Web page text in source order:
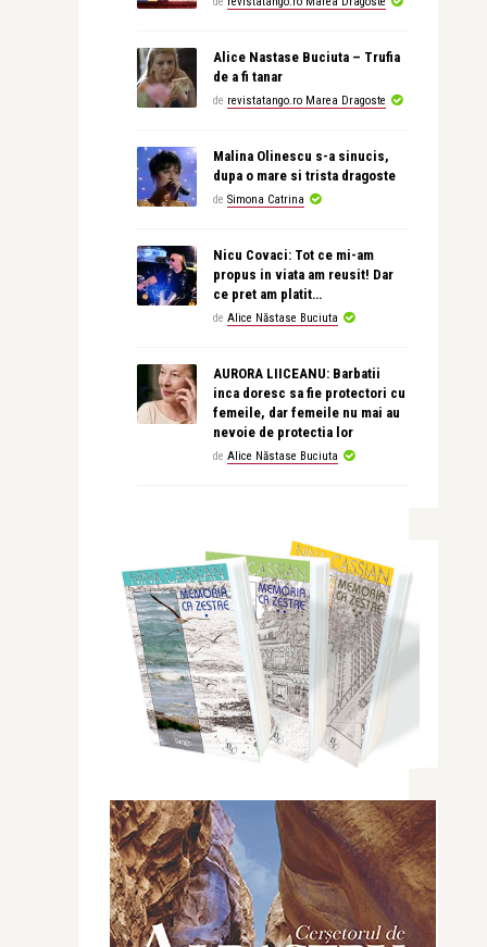
Alice Nastase Buciuta – Trufia
de a fi tanar
de revistatango.ro Marea Dragoste
Malina Olinescu s-a sinucis,
dupa o mare si trista dragoste
de Simona Catrina
Nicu Covaci: Tot ce mi-am
propus in viata am reusit! Dar
ce pret am platit…
de Alice Năstase Buciuta
AURORA LIICEANU: Barbatii
inca doresc sa fie protectori cu
femeile, dar femeile nu mai au
nevoie de protectia lor
de Alice Năstase Buciuta